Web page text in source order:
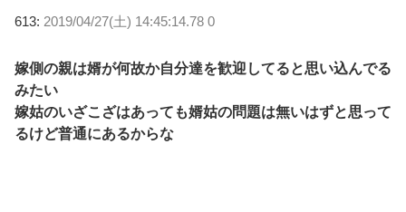
613: 2019/04/27(土) 14:45:14.78 0
嫁側の親は婿が何故か自分達を歓迎してると思い込んでる
みたい
嫁姑のいざこざはあっても婿姑の問題は無いはずと思って
るけど普通にあるからな